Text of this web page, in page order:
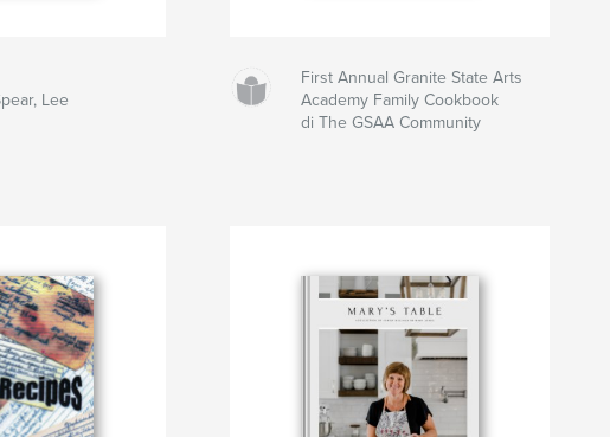
Lee
First Annual Granite State Arts
Academy Family Cookbook
di The GSAA Community